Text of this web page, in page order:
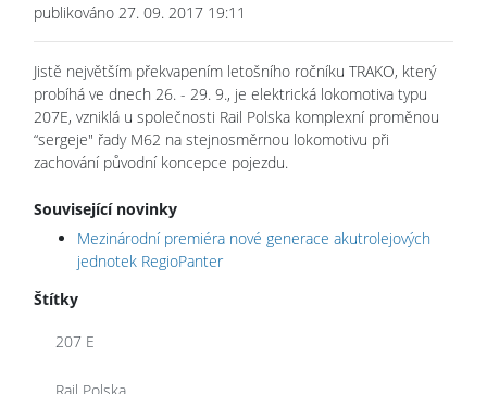
publikováno 27. 09. 2017 19:11
Jistě největším překvapením letošního ročníku TRAKO, který
probíhá ve dnech 26. - 29. 9., je elektrická lokomotiva typu
207E, vzniklá u společnosti Rail Polska komplexní proměnou
“sergeje" řady M62 na stejnosměrnou lokomotivu při
zachování původní koncepce pojezdu.
Související novinky
Mezinárodní premiéra nové generace akutrolejových
jednotek RegioPanter
Štítky
207 E